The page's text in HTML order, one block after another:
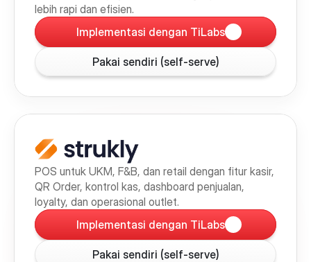
lebih rapi dan efisien.
Implementasi dengan TiLabs
Pakai sendiri (self-serve)
POS untuk UKM, F&B, dan retail dengan fitur kasir,
QR Order, kontrol kas, dashboard penjualan,
loyalty, dan operasional outlet.
Implementasi dengan TiLabs
Pakai sendiri (self-serve)